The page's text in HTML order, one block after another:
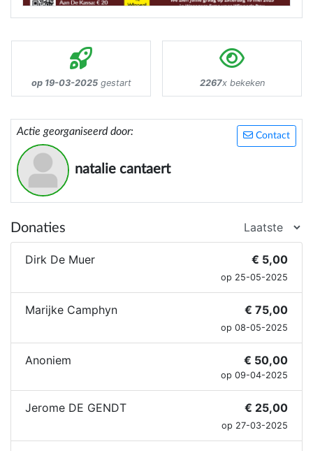
op 19-03-2025gestart 2267x bekeken
Contact
Actie georganiseerd door:
natalie cantaert
Donaties
Dirk De Muer € 5,00
op 25-05-2025
Marijke Camphyn € 75,00
op 08-05-2025
Anoniem € 50,00
op 09-04-2025
Jerome DE GENDT € 25,00
op 27-03-2025